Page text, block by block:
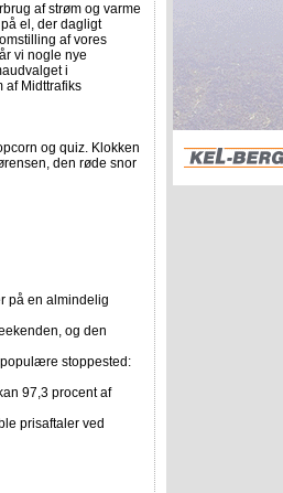
af strøm og varme
el, der dagligt
af vores
vi nogle nye
i
af Midttrafiks
og quiz. Klokken
den røde snor
på en almindelig
og den
stoppested:
97,3 procent af
prisaftaler ved